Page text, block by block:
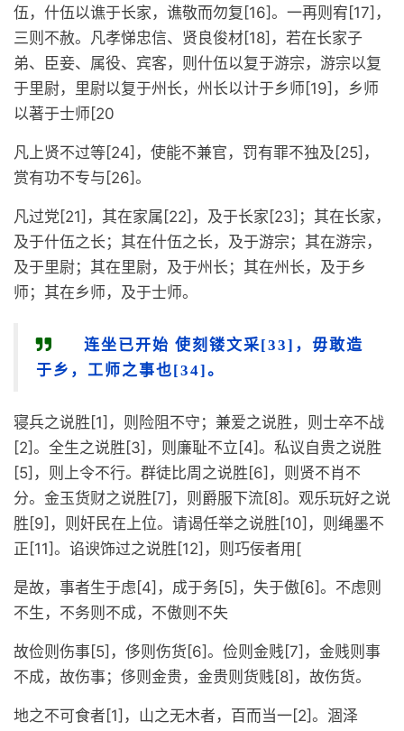
伍，什伍以谯于长家，谯敬而勿复[16]。一再则宥[17]，
三则不赦。凡孝悌忠信、贤良俊材[18]，若在长家子
弟、臣妾、属役、宾客，则什伍以复于游宗，游宗以复
于里尉，里尉以复于州长，州长以计于乡师[19]，乡师
以著于士师[20
凡上贤不过等[24]，使能不兼官，罚有罪不独及[25]，
赏有功不专与[26]。
凡过党[21]，其在家属[22]，及于长家[23]；其在长家，
及于什伍之长；其在什伍之长，及于游宗；其在游宗，
及于里尉；其在里尉，及于州长；其在州长，及于乡
师；其在乡师，及于士师。
连坐已开始 使刻镂文采[33]，毋敢造
于乡，工师之事也[34]。
寝兵之说胜[1]，则险阻不守；兼爱之说胜，则士卒不战
[2]。全生之说胜[3]，则廉耻不立[4]。私议自贵之说胜
[5]，则上令不行。群徒比周之说胜[6]，则贤不肖不
分。金玉货财之说胜[7]，则爵服下流[8]。观乐玩好之说
胜[9]，则奸民在上位。请谒任举之说胜[10]，则绳墨不
正[11]。谄谀饰过之说胜[12]，则巧佞者用[
是故，事者生于虑[4]，成于务[5]，失于傲[6]。不虑则
不生，不务则不成，不傲则不失
故俭则伤事[5]，侈则伤货[6]。俭则金贱[7]，金贱则事
不成，故伤事；侈则金贵，金贵则货贱[8]，故伤货。
地之不可食者[1]，山之无木者，百而当一[2]。涸泽